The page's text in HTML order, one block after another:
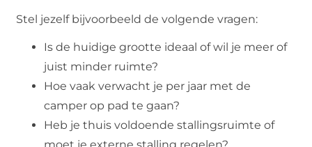
Stel jezelf bijvoorbeeld de volgende vragen:
Is de huidige grootte ideaal of wil je meer of
juist minder ruimte?
Hoe vaak verwacht je per jaar met de
camper op pad te gaan?
Heb je thuis voldoende stallingsruimte of